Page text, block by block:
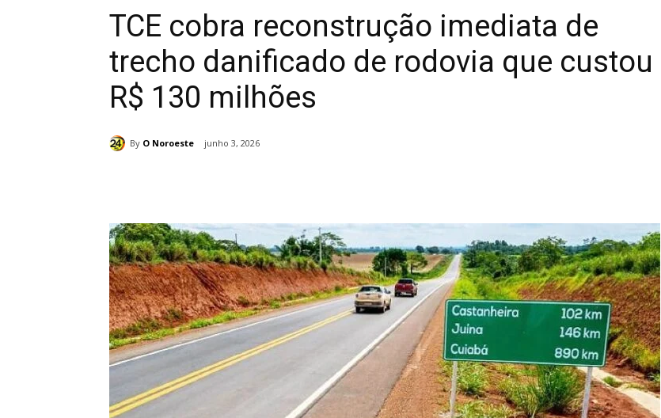
TCE cobra reconstrução imediata de
trecho danificado de rodovia que custou
R$ 130 milhões
By O Noroeste junho 3, 2026